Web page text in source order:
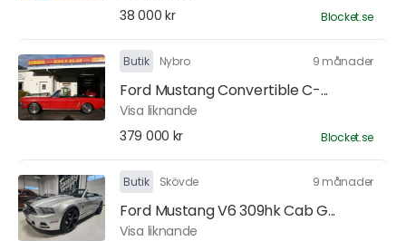
38 000 kr
Blocket.se
Butik Nybro 9 månader
Ford Mustang Convertible C-...
Visa liknande
379 000 kr
Blocket.se
Butik Skövde 9 månader
Ford Mustang V6 309hk Cab G...
Visa liknande